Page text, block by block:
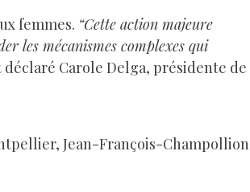
femmes. “Cette action majeure
les mécanismes complexes qui
déclaré Carole Delga, présidente de
Jean-François-Champollion